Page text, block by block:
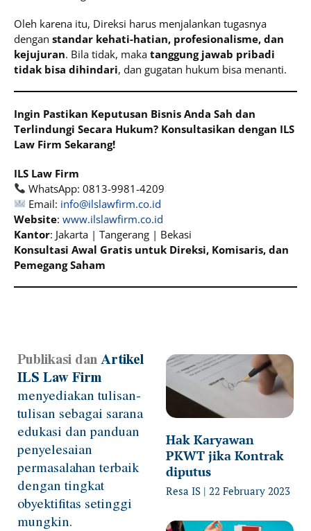
Oleh karena itu, Direksi harus menjalankan tugasnya
dengan standar kehati-hatian, profesionalisme, dan
kejujuran. Bila tidak, maka tanggung jawab pribadi
tidak bisa dihindari, dan gugatan hukum bisa menanti.
Ingin Pastikan Keputusan Bisnis Anda Sah dan
Terlindungi Secara Hukum? Konsultasikan dengan ILS
Law Firm Sekarang!
ILS Law Firm
WhatsApp: 0813-9981-4209
Email: info@ilslawfirm.co.id
Website: www.ilslawfirm.co.id
Kantor: Jakarta | Tangerang | Bekasi
Konsultasi Awal Gratis untuk Direksi, Komisaris, dan
Pemegang Saham
Publikasi danArtikel
ILS Law Firm
menyediakan tulisan-
tulisan sebagai sarana
edukasi dan panduan
penyelesaian
permasalahan terbaik
dengan tingkat
obyektifitas setinggi
mungkin.
Hak Karyawan
PKWT jika Kontrak
diputus
Resa IS 22 February 2023
Page Page PagePage